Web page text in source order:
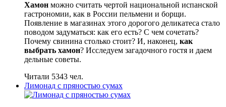
Хамон можно считать чертой национальной испанской
гастрономии, как в России пельмени и борщи.
Появление в магазинах этого дорогого деликатеса стало
поводом задуматься: как его есть? С чем сочетать?
Почему свинина столько стоит? И, наконец, как
выбрать хамон? Исследуем загадочного гостя и даем
дельные советы.
Читали 5343 чел.
Лимонад с пряностью сумах